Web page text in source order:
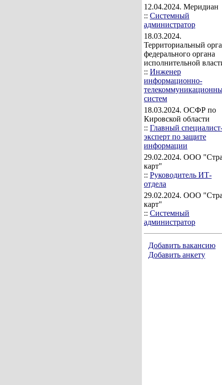
12.04.2024. Меридиан
:: Системный
администратор
18.03.2024.
Территориальный
федерального органа
исполнительной
:: Инженер
информационно-
систем
18.03.2024. ОСФР по
Кировской области
:: Главный
эксперт по защите
информации
29.02.2024. ООО
карт"
:: Руководитель ИТ-
отдела
29.02.2024. ООО
карт"
:: Системный
администратор
Добавить вакансию
Добавить анкету